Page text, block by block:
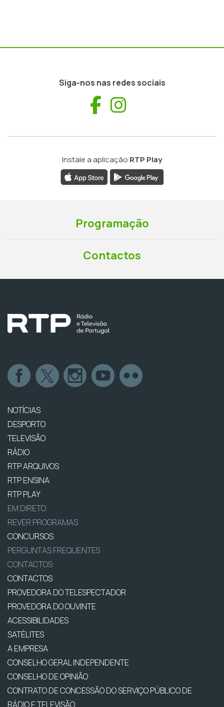
Siga-nos nas redes sociais
Facebook
Instale a aplicação RTP Play
Programação
Contactos
NOTÍCIAS
DESPORTO
TELEVISÃO
RÁDIO
RTP ARQUIVOS
RTP ENSINA
RTP PLAY
EM DIRETO
REVER PROGRAMAS
CONCURSOS
PERGUNTAS FREQUENTES
CONTACTOS
CONTACTOS
PROVEDORA DO TELESPECTADOR
PROVEDORA DO OUVINTE
ACESSIBILIDADES
SATÉLITES
A EMPRESA
CONSELHO GERAL INDEPENDENTE
CONSELHO DE OPINIÃO
CONTRATO DE CONCESSÃO DO SERVIÇO PÚBLICO DE
RÁDIO E TELEVISÃO